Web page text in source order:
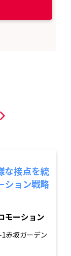
な接点を統
ション戦略
モーション
赤坂ガーデン